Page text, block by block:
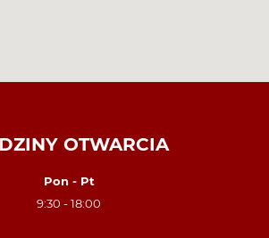
OTWARCIA
Pon - Pt
9:30 - 18:00